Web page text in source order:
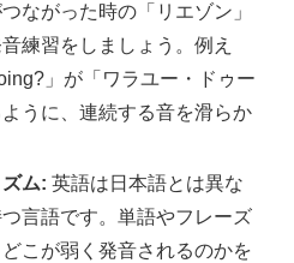
ながった時の「リエゾン」
練習をしましょう。例え
」が「ワラユー・ドゥー
うに、連続する音を滑らか
ム: 英語は日本語とは異な
言語です。単語やフレーズ
こが弱く発音されるのかを